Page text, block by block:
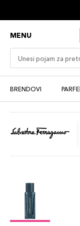
MENU
BRENDOVI